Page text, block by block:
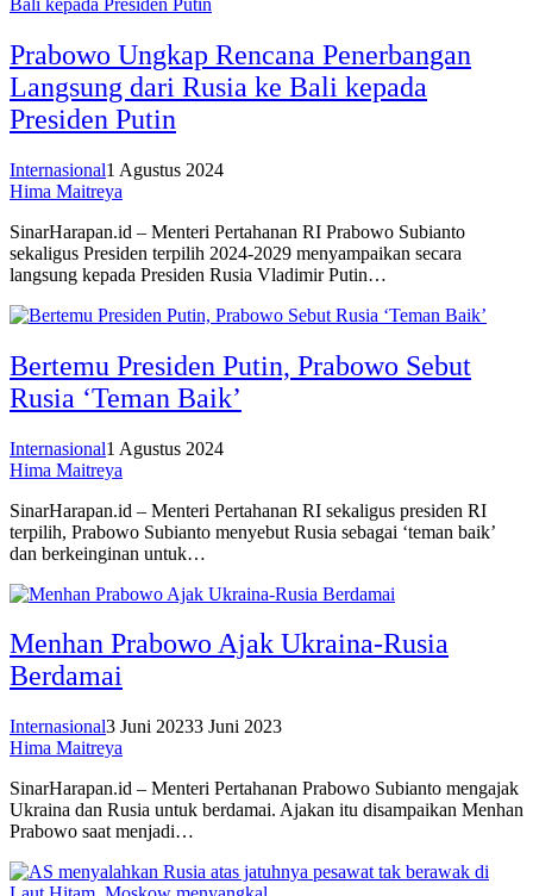
Prabowo Ungkap Rencana Penerbangan
Langsung dari Rusia ke Bali kepada
Presiden Putin
Internasional1 Agustus 2024
Hima Maitreya
SinarHarapan.id – Menteri Pertahanan RI Prabowo Subianto
sekaligus Presiden terpilih 2024-2029 menyampaikan secara
langsung kepada Presiden Rusia Vladimir Putin…
Bertemu Presiden Putin, Prabowo Sebut
Rusia ‘Teman Baik’
Internasional1 Agustus 2024
Hima Maitreya
SinarHarapan.id – Menteri Pertahanan RI sekaligus presiden RI
terpilih, Prabowo Subianto menyebut Rusia sebagai ‘teman baik’
dan berkeinginan untuk…
Menhan Prabowo Ajak Ukraina-Rusia
Berdamai
Internasional3 Juni 20233 Juni 2023
Hima Maitreya
SinarHarapan.id – Menteri Pertahanan Prabowo Subianto mengajak
Ukraina dan Rusia untuk berdamai. Ajakan itu disampaikan Menhan
Prabowo saat menjadi…